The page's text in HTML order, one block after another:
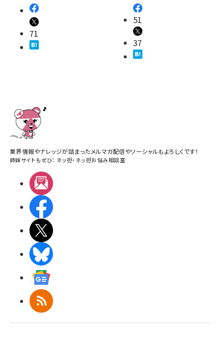
71
51
37
業界情報やナレッジが詰まったメルマガ配信やソーシャルもよろしくです！
姉妹サイトもぜひ： ネッ担・ ネッ担お悩み相談室
RSS